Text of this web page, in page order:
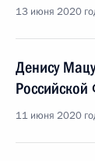
13 июня 2020
Денису
11 июня 2020